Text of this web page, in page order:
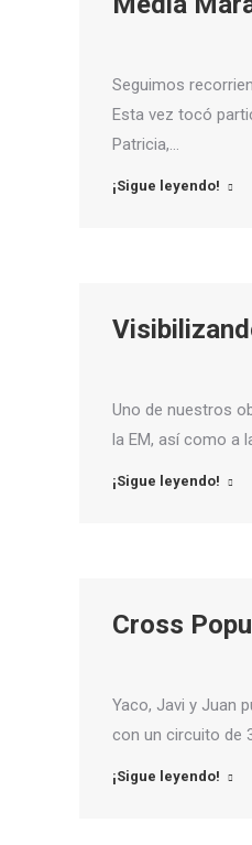
Seguimos
Esta vez tocó
Patricia,…
¡Sigue leyendo!
Uno de nuestros
la EM, así como a
¡Sigue leyendo!
Cross
Yaco, Javi y Juan
con un circuito de
¡Sigue leyendo!